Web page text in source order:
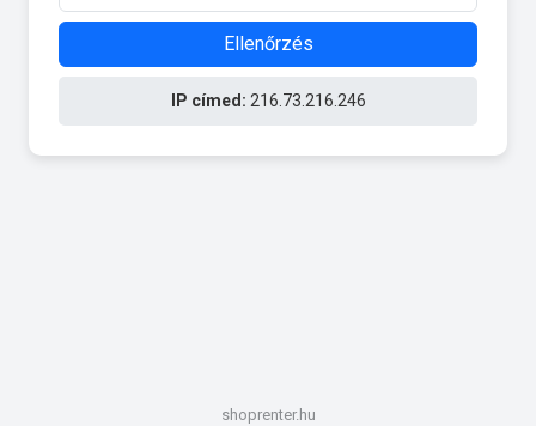
Ellenőrzés
IP címed: 216.73.216.246
shoprenter.hu